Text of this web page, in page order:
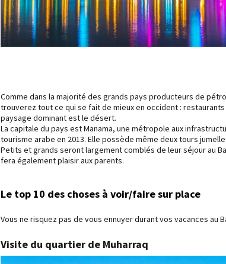
Comme dans la majorité des grands pays producteurs de
trouverez tout ce qui se fait de mieux en occident :
paysage dominant est le désert.
La capitale du pays est Manama, une métropole aux
tourisme arabe en 2013. Elle possède même deux tours
Petits et grands seront largement comblés de leur séjour au
fera également plaisir aux parents.
Le top 10 des choses à voir/faire sur place
Vous ne risquez pas de vous ennuyer durant vos vacances
Visite du quartier de Muharraq